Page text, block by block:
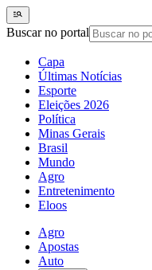
Buscar no portal
Capa
Últimas Notícias
Esporte
Eleições 2026
Política
Minas Gerais
Brasil
Mundo
Agro
Entretenimento
Eloos
Agro
Apostas
Auto